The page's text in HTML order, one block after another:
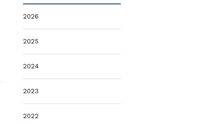
2026
2025
2024
2023
2022